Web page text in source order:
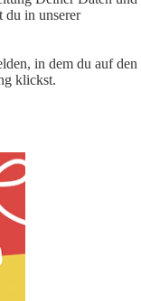
in unserer
in dem du auf den
klickst.